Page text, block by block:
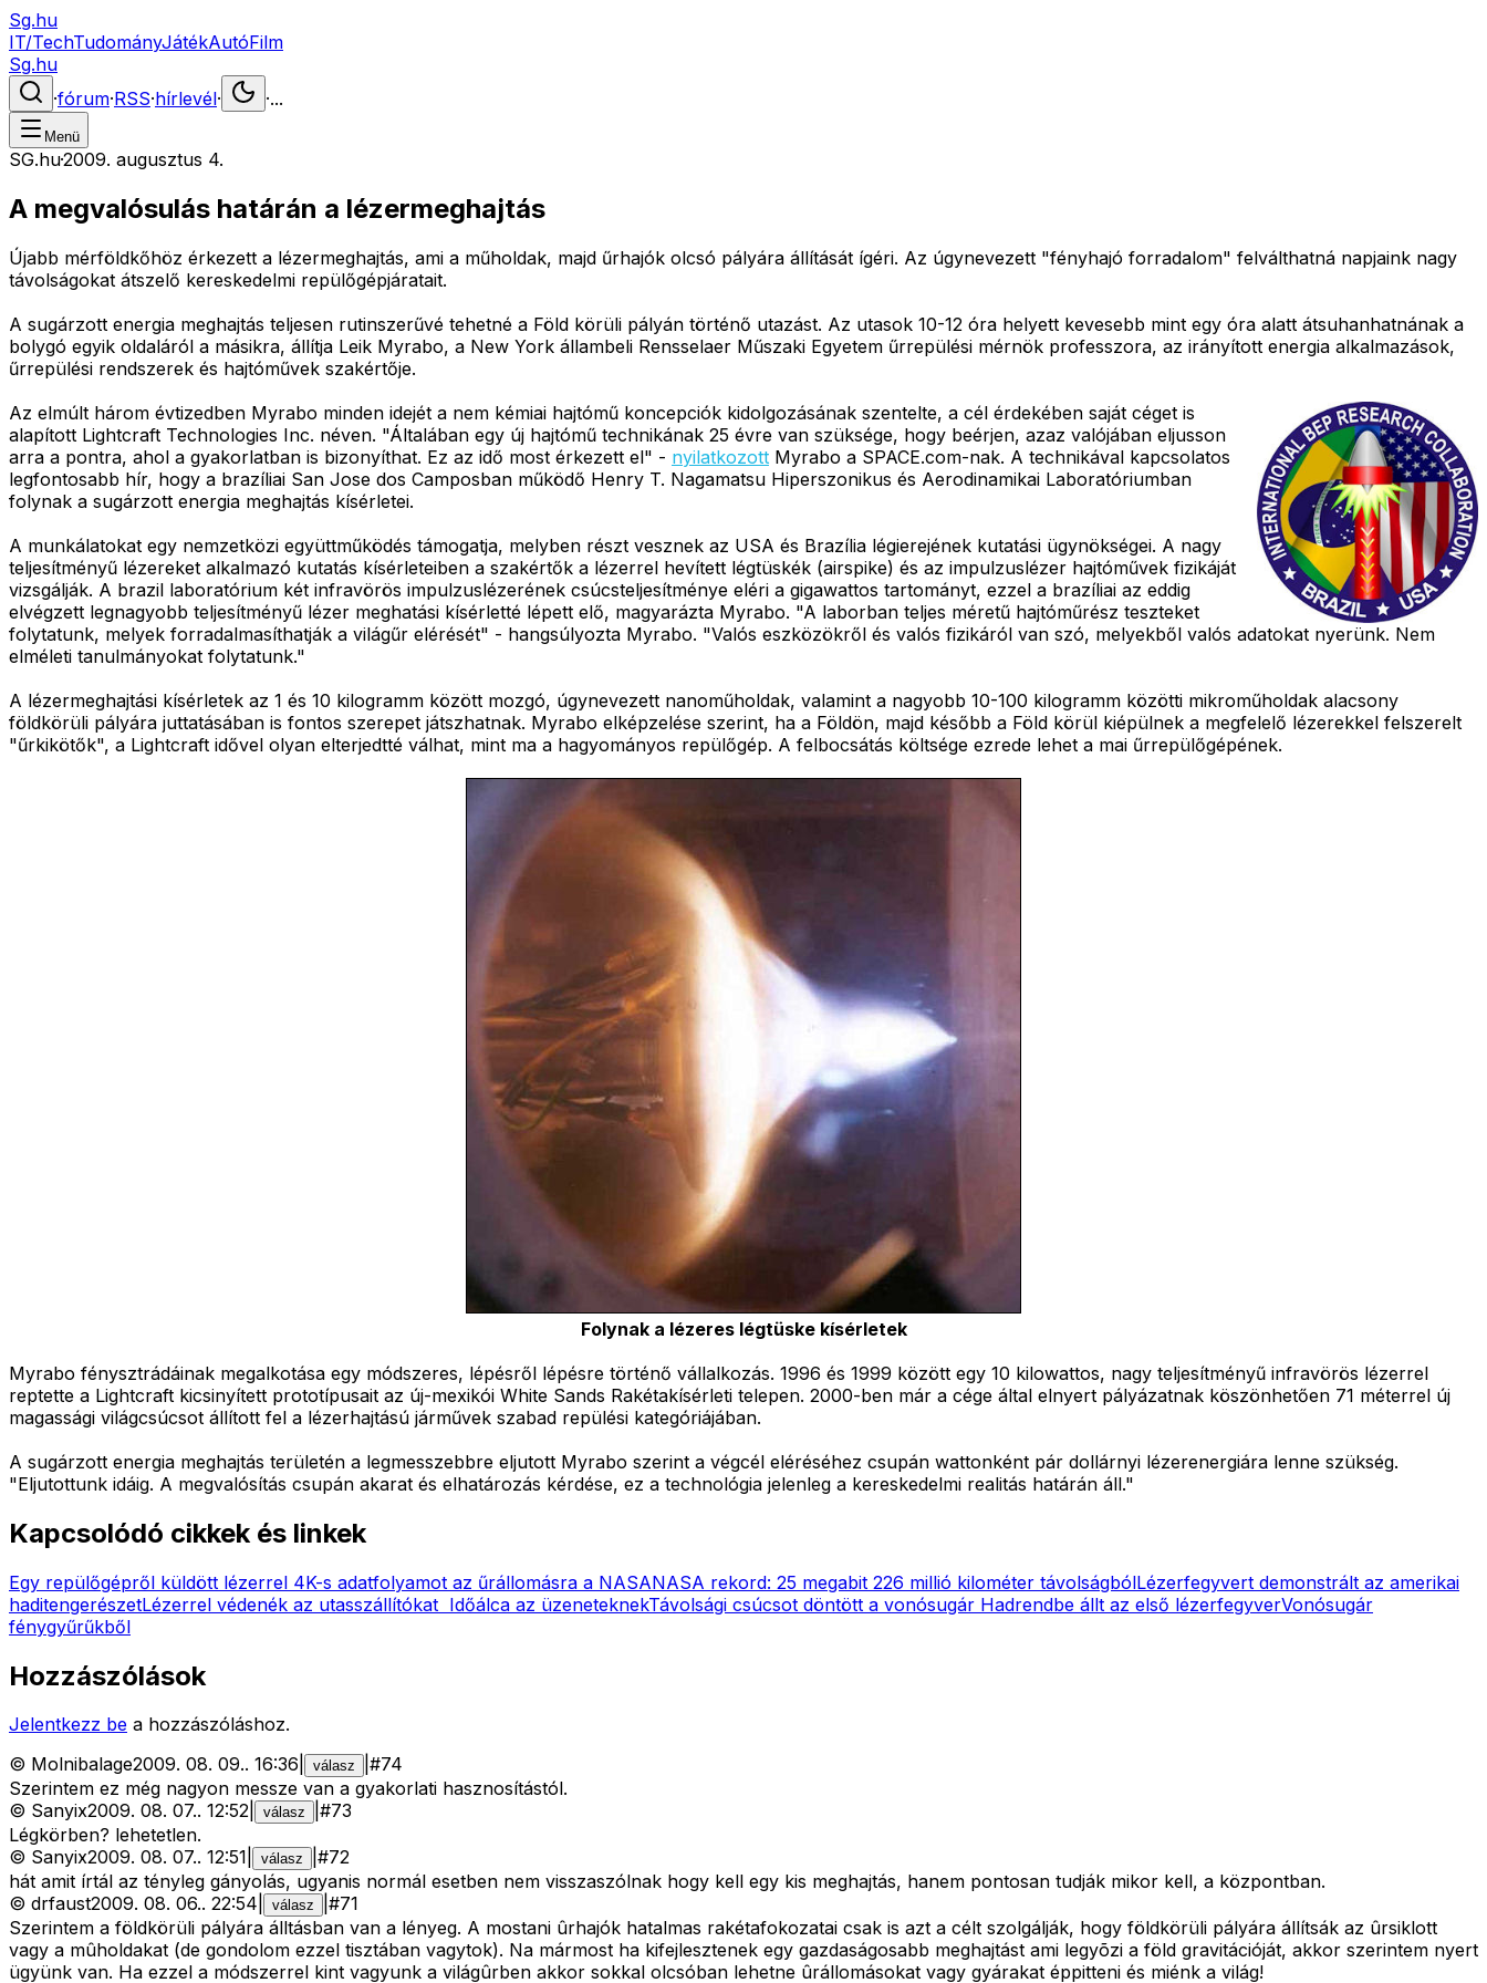
Sg.hu
IT/TechTudományJátékAutóFilm
Sg.hu
·fórum·RSS·hírlevél· ·...
Menü
SG.hu·2009. augusztus 4.
A megvalósulás határán a lézermeghajtás
Újabb mérföldkőhöz érkezett a lézermeghajtás, ami a műholdak, majd űrhajók olcsó pályára állítását ígéri. Az úgynevezett "fényhajó forradalom" felválthatná napjaink nagy
távolságokat átszelő kereskedelmi repülőgépjáratait.
A sugárzott energia meghajtás teljesen rutinszerűvé tehetné a Föld körüli pályán történő utazást. Az utasok 10-12 óra helyett kevesebb mint egy óra alatt átsuhanhatnának a
bolygó egyik oldaláról a másikra, állítja Leik Myrabo, a New York állambeli Rensselaer Műszaki Egyetem űrrepülési mérnök professzora, az irányított energia alkalmazások,
űrrepülési rendszerek és hajtóművek szakértője.
Az elmúlt három évtizedben Myrabo minden idejét a nem kémiai hajtómű koncepciók kidolgozásának szentelte, a cél érdekében saját céget is
alapított Lightcraft Technologies Inc. néven. "Általában egy új hajtómű technikának 25 évre van szüksége, hogy beérjen, azaz valójában eljusson
arra a pontra, ahol a gyakorlatban is bizonyíthat. Ez az idő most érkezett el" - nyilatkozott Myrabo a SPACE.com-nak. A technikával kapcsolatos
legfontosabb hír, hogy a brazíliai San Jose dos Camposban működő Henry T. Nagamatsu Hiperszonikus és Aerodinamikai Laboratóriumban
folynak a sugárzott energia meghajtás kísérletei.
A munkálatokat egy nemzetközi együttműködés támogatja, melyben részt vesznek az USA és Brazília légierejének kutatási ügynökségei. A nagy
teljesítményű lézereket alkalmazó kutatás kísérleteiben a szakértők a lézerrel hevített légtüskék (airspike) és az impulzuslézer hajtóművek fizikáját
vizsgálják. A brazil laboratórium két infravörös impulzuslézerének csúcsteljesítménye eléri a gigawattos tartományt, ezzel a brazíliai az eddig
elvégzett legnagyobb teljesítményű lézer meghatási kísérletté lépett elő, magyarázta Myrabo. "A laborban teljes méretű hajtóműrész teszteket
folytatunk, melyek forradalmasíthatják a világűr elérését" - hangsúlyozta Myrabo. "Valós eszközökről és valós fizikáról van szó, melyekből valós adatokat nyerünk. Nem
elméleti tanulmányokat folytatunk."
A lézermeghajtási kísérletek az 1 és 10 kilogramm között mozgó, úgynevezett nanoműholdak, valamint a nagyobb 10-100 kilogramm közötti mikroműholdak alacsony
földkörüli pályára juttatásában is fontos szerepet játszhatnak. Myrabo elképzelése szerint, ha a Földön, majd később a Föld körül kiépülnek a megfelelő lézerekkel felszerelt
"űrkikötők", a Lightcraft idővel olyan elterjedtté válhat, mint ma a hagyományos repülőgép. A felbocsátás költsége ezrede lehet a mai űrrepülőgépének.
Folynak a lézeres légtüske kísérletek
Myrabo fénysztrádáinak megalkotása egy módszeres, lépésről lépésre történő vállalkozás. 1996 és 1999 között egy 10 kilowattos, nagy teljesítményű infravörös lézerrel
reptette a Lightcraft kicsinyített prototípusait az új-mexikói White Sands Rakétakísérleti telepen. 2000-ben már a cége által elnyert pályázatnak köszönhetően 71 méterrel új
magassági világcsúcsot állított fel a lézerhajtású járművek szabad repülési kategóriájában.
A sugárzott energia meghajtás területén a legmesszebbre eljutott Myrabo szerint a végcél eléréséhez csupán wattonként pár dollárnyi lézerenergiára lenne szükség.
"Eljutottunk idáig. A megvalósítás csupán akarat és elhatározás kérdése, ez a technológia jelenleg a kereskedelmi realitás határán áll."
Kapcsolódó cikkek és linkek
Egy repülőgépről küldött lézerrel 4K-s adatfolyamot az űrállomásra a NASANASA rekord: 25 megabit 226 millió kilométer távolságbólLézerfegyvert demonstrált az amerikai
haditengerészetLézerrel védenék az utasszállítókat Időálca az üzeneteknekTávolsági csúcsot döntött a vonósugár Hadrendbe állt az első lézerfegyverVonósugár
fénygyűrűkből
Hozzászólások
Jelentkezz be a hozzászóláshoz.
© Molnibalage2009. 08. 09.. 16:36 válasz #74
Szerintem ez még nagyon messze van a gyakorlati hasznosítástól.
© Sanyix2009. 08. 07.. 12:52 válasz #73
Légkörben? lehetetlen.
© Sanyix2009. 08. 07.. 12:51 válasz #72
hát amit írtál az tényleg gányolás, ugyanis normál esetben nem visszaszólnak hogy kell egy kis meghajtás, hanem pontosan tudják mikor kell, a központban.
© drfaust2009. 08. 06.. 22:54 válasz #71
Szerintem a földkörüli pályára álltásban van a lényeg. A mostani ûrhajók hatalmas rakétafokozatai csak is azt a célt szolgálják, hogy földkörüli pályára állítsák az ûrsiklott
vagy a mûholdakat (de gondolom ezzel tisztában vagytok). Na mármost ha kifejlesztenek egy gazdaságosabb meghajtást ami legyõzi a föld gravitációját, akkor szerintem nyert
ügyünk van. Ha ezzel a módszerrel kint vagyunk a világûrben akkor sokkal olcsóban lehetne ûrállomásokat vagy gyárakat éppitteni és miénk a világ!